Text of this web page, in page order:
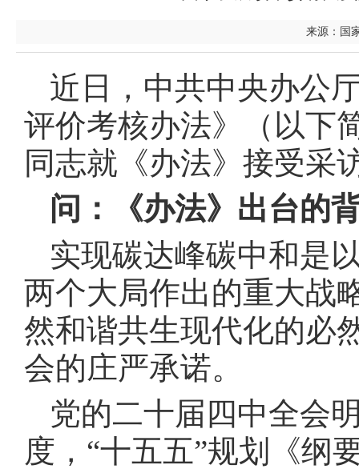
来源：国
近日，中共中央办公
评价考核办法》（以下
同志就《办法》接受采
问：《办法》出台的
实现碳达峰碳中和是
两个大局作出的重大战
然和谐共生现代化的必
会的庄严承诺。
党的二十届四中全会
度，“十五五”规划《纲